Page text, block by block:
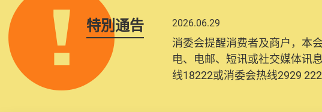
特別通告 2026.06.29
消委会提醒消费者及商户，本
电、电邮、短讯或社交媒体讯
线18222或消委会热线2929